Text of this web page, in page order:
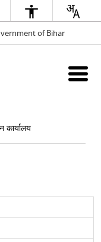
of Bihar
कार्यालय